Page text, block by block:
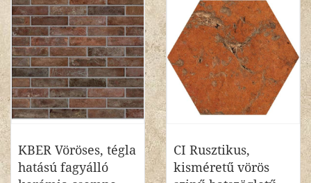
KBER Vöröses, tégla
hatású fagyálló
CI Rusztikus,
kisméretű vörös